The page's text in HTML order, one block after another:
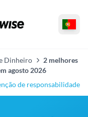
Dinheiro
2 melhores
agosto 2026
de responsabilidade